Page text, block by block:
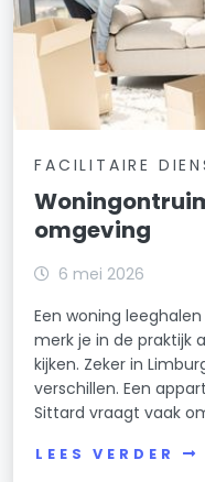
FACILITAIRE
omgeving
6 mei 2026
Een woning
merk je in de praktijk
kijken. Zeker in
verschillen. Een
Sittard vraagt vaak
LEES VERDER